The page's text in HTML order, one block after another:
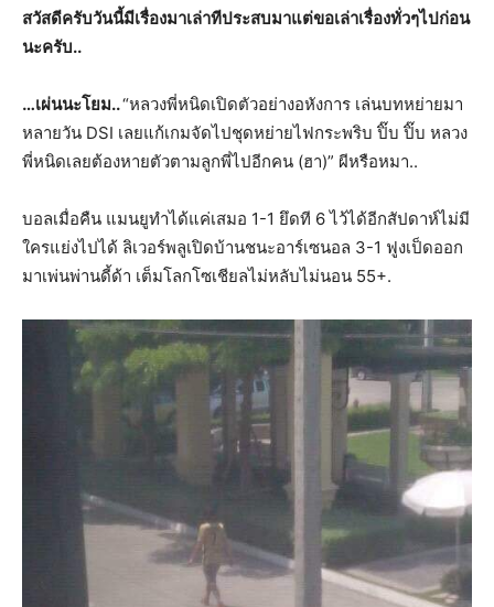
สวัสดีครับวันนี้มีเรื่องมาเล่าทีประสบมาแต่ขอเล่าเรื่องทั่วๆไปก่อน
นะครับ..
…เผ่นนะโยม..“หลวงพี่หนิดเปิดตัวอย่างอหังการ เล่นบทหย่ายมา
หลายวัน DSI เลยแก้เกมจัดไปชุดหย่ายไฟกระพริบ ปิ๊บ ปิ๊บ หลวง
พี่หนิดเลยต้องหายตัวตามลูกพี่ไปอีกคน (ฮา)” ผีหรือหมา..
บอลเมื่อคืน แมนยูทำได้แค่เสมอ 1-1 ยึดที 6 ไว้ได้อีกสัปดาห์ไม่มี
ใครแย่งไปได้ ลิเวอร์พลูเปิดบ้านชนะอาร์เซนอล 3-1 ฟูงเป็ดออก
มาเพ่นพ่านดี้ด้า เต็มโลกโซเชียลไม่หลับไม่นอน 55+.